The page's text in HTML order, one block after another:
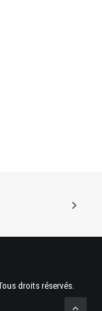
droits réservés.